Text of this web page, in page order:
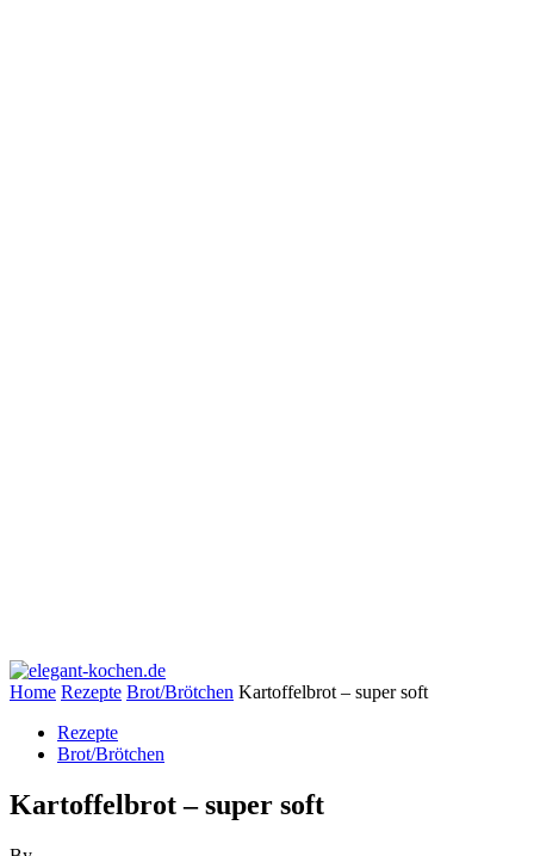
Home Rezepte Brot/Brötchen Kartoffelbrot – super soft
Rezepte
Brot/Brötchen
Kartoffelbrot – super soft